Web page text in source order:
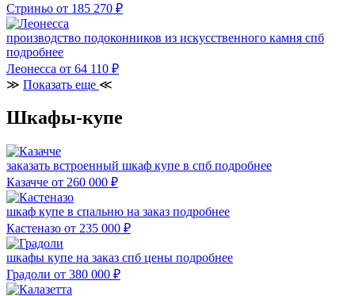
Стриньо от 185 270 ₽
производство подоконников из искусственного камня спб
подробнее
Леонесса от 64 110 ₽
≫ Показать еще ≪
Шкафы-купе
заказать встроенный шкаф купе в спб подробнее
Казачче от 260 000 ₽
шкаф купе в спальню на заказ подробнее
Кастеназо от 235 000 ₽
шкафы купе на заказ спб цены подробнее
Градоли от 380 000 ₽